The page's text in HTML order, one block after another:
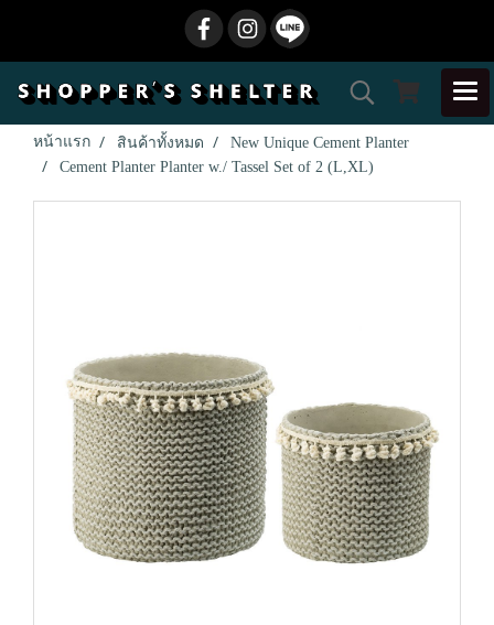
หน้าแรก สินค้าทั้งหมด
New Unique Cement Planter
Cement Planter Planter w./ Tassel Set of 2 (L,XL)